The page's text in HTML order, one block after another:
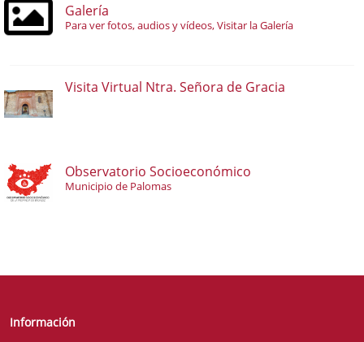
Galería
Para ver fotos, audios y vídeos, Visitar la Galería
Visita Virtual Ntra. Señora de Gracia
Observatorio Socioeconómico
Municipio de Palomas
Información